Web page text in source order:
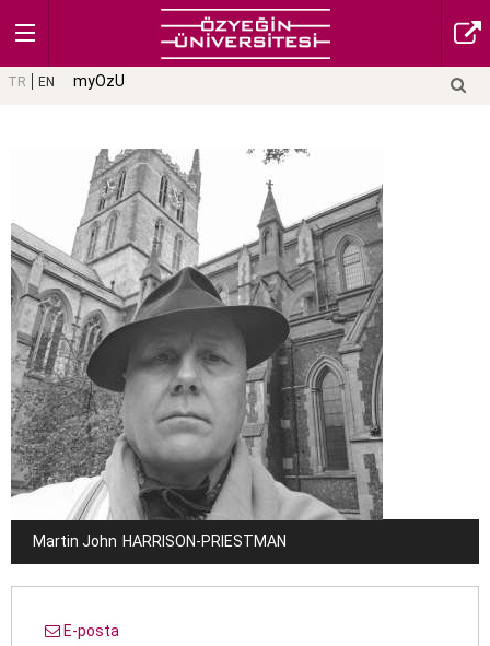
TR EN myOzU
Martin John HARRISON-PRIESTMAN
E-posta